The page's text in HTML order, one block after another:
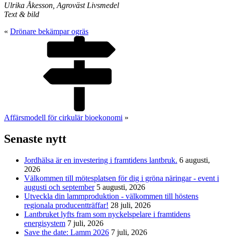
Ulrika Åkesson, Agroväst Livsmedel
Text & bild
« Drönare bekämpar ogräs
Affärsmodell för cirkulär bioekonomi »
Senaste nytt
Jordhälsa är en investering i framtidens lantbruk. 6 augusti,
2026
Välkommen till mötesplatsen för dig i gröna näringar - event i
augusti och september 5 augusti, 2026
Utveckla din lammproduktion - välkommen till höstens
regionala producentträffar! 28 juli, 2026
Lantbruket lyfts fram som nyckelspelare i framtidens
energisystem 7 juli, 2026
Save the date: Lamm 2026 7 juli, 2026